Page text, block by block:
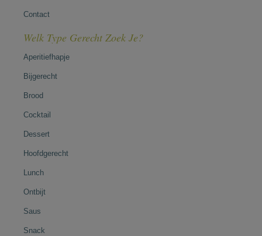
Contact
Welk Type Gerecht Zoek Je?
Aperitiefhapje
Bijgerecht
Brood
Cocktail
Dessert
Hoofdgerecht
Lunch
Ontbijt
Saus
Snack